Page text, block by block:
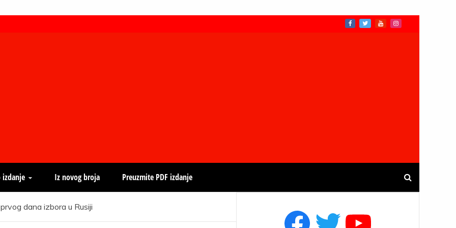
izdanje Iz novog broja Preuzmite PDF izdanje
dana izbora u Rusiji